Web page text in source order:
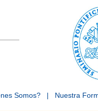
Somos? | Nuestra